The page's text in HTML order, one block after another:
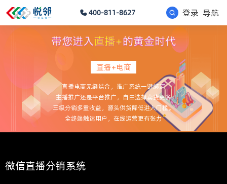
400-811-8627 登录 导航
直播+电商
直播电商无缝结合，推广系统一键绑定
主播推广还是平台推广，自由选择卖货更多
三级分销多重收益，源头供货降低进入门槛。
全终端触达用户，在线运营更有张力
微信直播分销系统